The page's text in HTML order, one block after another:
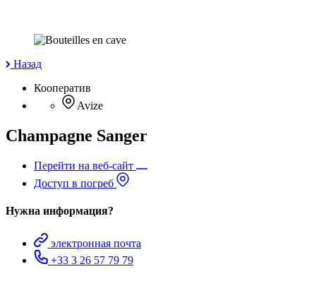
Назад
Кооператив
Avize
Champagne Sanger
Перейти на веб-сайт
Доступ в погреб
Нужна информация?
электронная почта
+33 3 26 57 79 79